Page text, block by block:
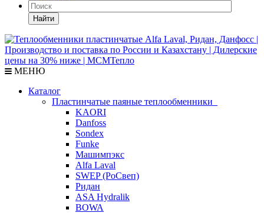
Найти
МЕНЮ
Каталог
Пластинчатые паяные теплообменники
KAORI
Danfoss
Sondex
Funke
Машимпэкс
Alfa Laval
SWEP (РоСвеп)
Ридан
ASA Hydralik
BOWA